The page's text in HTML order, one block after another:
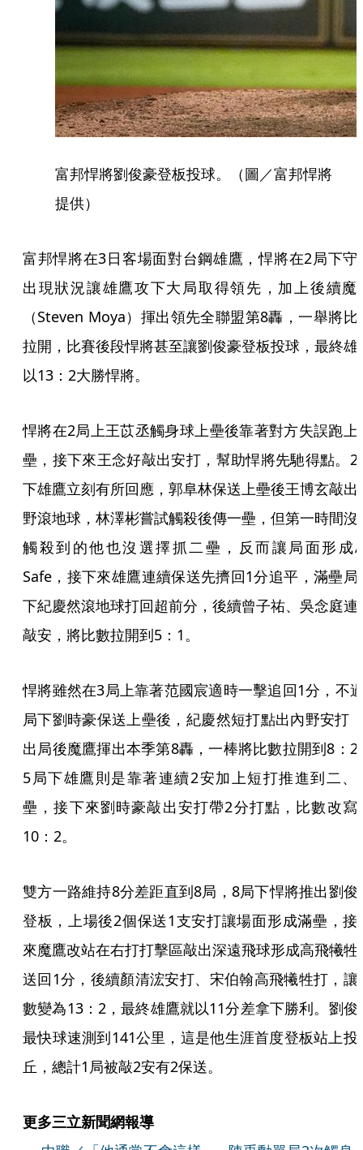
富邦悍將劉俊豪登板投球。（圖／富邦悍將
提供）
富邦悍將在3日客場面對台鋼雄鷹，悍將在2局下守
出現狀況讓雄鷹攻下大局取得領先，加上後續魔
（Steven Moya）揮出領先全聯盟第8轟，一舉將比
拉開，比賽後段悍將甚至讓劉俊豪登板投球，最終雄
以13：2大勝悍將。
悍將在2局上王苡丞觸身球上壘後靠著對方失誤跑上
壘，接下來王念好敲出安打，幫助悍將先馳得點。2
下雄鷹立刻有所回應，郭阜林保送上壘後王博玄敲出
野滾地球，林澤彬嘗試觸殺後傳一壘，但第一時間沒
觸殺到的他也沒選擇抓二壘，反而讓局面形成
Safe，接下來雄鷹連續保送先擠回1分追平，滿壘局
下紀慶然滾地球打回超前分，後續曾子祐、吳念庭連
敲安，將比數拉開到5：1。
悍將雖然在3局上靠著范國宸適時一擊追回1分，不
局下劉時豪保送上壘後，紀慶然短打點出內野安打
出局後魔鷹揮出本季第8轟，一棒將比數拉開到8：2
5局下雄鷹則是靠著連續2安加上短打推進到二、
壘，接下來劉時豪敲出安打帶2分打點，比數改寫
10：2。
雙方一路維持8分差距直到8局，8局下悍將推出劉俊
登板，上場後2個保送1支安打讓場面形成滿壘，接
來魔鷹改站在右打打擊區敲出深遠飛球形成高飛犧牲
送回1分，後續顏清浤安打、宋伯翰高飛犧牲打，讓
數變為13：2，最終雄鷹就以11分差拿下勝利。劉俊
最快球速測到141公里，這是他生涯首度登板站上投
丘，總計1局被敲2安有2保送。
更多三立新聞網報導